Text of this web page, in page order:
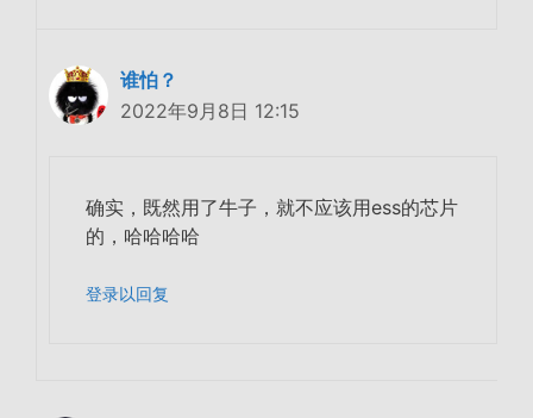
谁怕？
2022年9月8日 12:15
确实，既然用了牛子，就不应该用ess的芯片
的，哈哈哈哈
登录以回复